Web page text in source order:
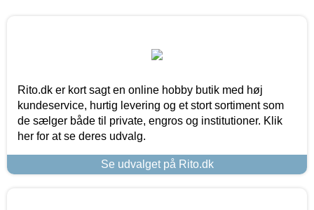
Rito.dk er kort sagt en online hobby butik med høj
kundeservice, hurtig levering og et stort sortiment som
de sælger både til private, engros og institutioner. Klik
her for at se deres udvalg.
Se udvalget på Rito.dk